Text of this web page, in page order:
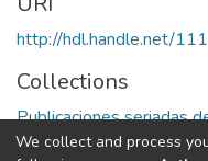
http://hdl.handle.net/
Collections
Publicaciones seriadas
We collect and process